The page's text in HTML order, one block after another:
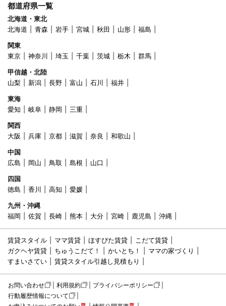
都道府県一覧
北海道・東北
北海道
青森 岩手 宮城 秋田 山形
福島
関東
東京
神奈川 埼玉 千葉 茨城 栃木
群馬
甲信越・北陸
山梨
新潟 長野 富山 石川
福井
東海
愛知
岐阜 静岡
三重
関西
大阪
兵庫 京都 滋賀 奈良
和歌山
中国
広島
岡山 鳥取 島根
山口
四国
徳島
香川 高知
愛媛
九州・沖縄
福岡
佐賀 長崎 熊本 大分 宮崎 鹿児島 沖縄
賃貸スタイル ママ賃貸 ほすぴた賃貸
こだて賃貸
ガクヘヤ賃貸
ちゅうこだて！ かいとち！
ママの家づくり
すまいさてい
賃貸スタイル引越し見積もり
お問い合わせ 利用規約
プライバシーポリシー
行動履歴情報について